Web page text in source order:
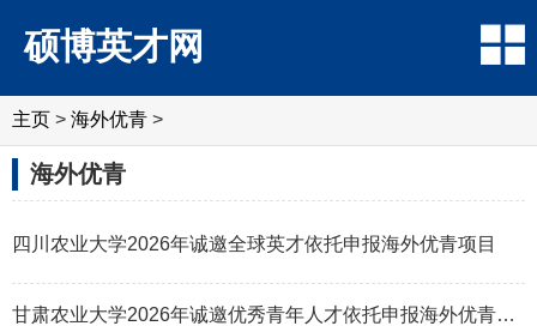
硕博英才网
主页 > 海外优青 >
海外优青
四川农业大学2026年诚邀全球英才依托申报海外优青项目
甘肃农业大学2026年诚邀优秀青年人才依托申报海外优青项目